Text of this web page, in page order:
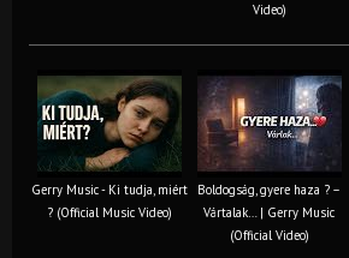
Video)
Gerry Music - Ki tudja, miért
? (Official Music Video)
Boldogság, gyere haza ? –
Vártalak… | Gerry Music
(Official Video)